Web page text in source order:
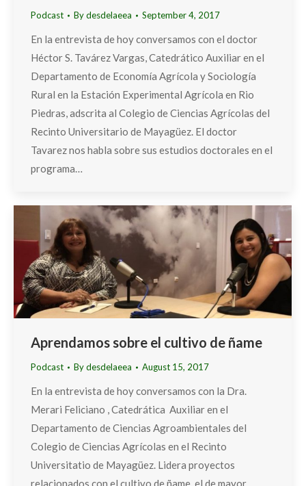
Podcast Bydesdelaeea September 4, 2017
En la entrevista de hoy conversamos con el doctor
Héctor S. Tavárez Vargas, Catedrático Auxiliar en el
Departamento de Economía Agrícola y Sociología
Rural en la Estación Experimental Agrícola en Rio
Piedras, adscrita al Colegio de Ciencias Agrícolas del
Recinto Universitario de Mayagüez. El doctor
Tavarez nos habla sobre sus estudios doctorales en el
programa…
Aprendamos sobre el cultivo de ñame
Podcast Bydesdelaeea August 15, 2017
En la entrevista de hoy conversamos con la Dra.
Merari Feliciano , Catedrática Auxiliar en el
Departamento de Ciencias Agroambientales del
Colegio de Ciencias Agrícolas en el Recinto
Universitatio de Mayagüez. Lidera proyectos
relacionados con el cultivo de ñame, el de mayor